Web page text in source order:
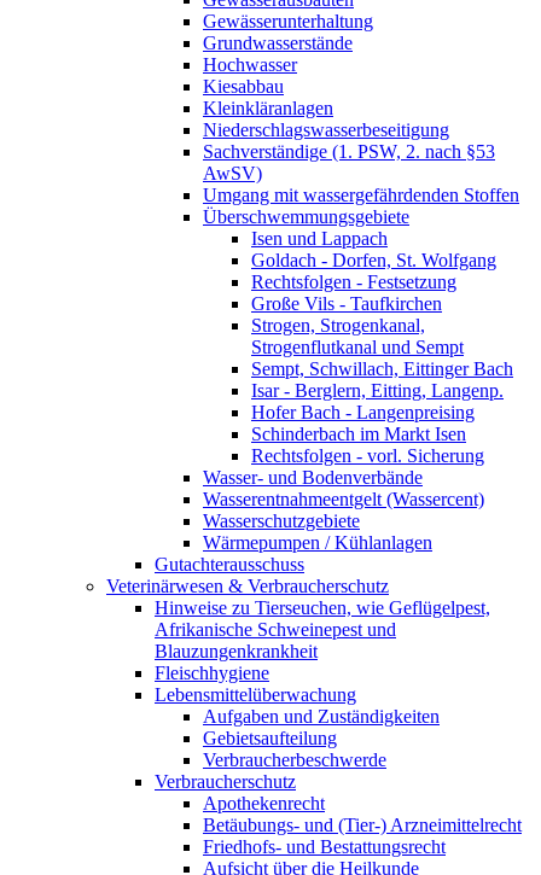
Gewässerunterhaltung
Grundwasserstände
Hochwasser
Kiesabbau
Kleinkläranlagen
Niederschlagswasserbeseitigung
Sachverständige (1. PSW, 2. nach §53
AwSV)
Umgang mit wassergefährdenden Stoffen
Überschwemmungsgebiete
Isen und Lappach
Goldach - Dorfen, St. Wolfgang
Rechtsfolgen - Festsetzung
Große Vils - Taufkirchen
Strogen, Strogenkanal,
Strogenflutkanal und Sempt
Sempt, Schwillach, Eittinger Bach
Isar - Berglern, Eitting, Langenp.
Hofer Bach - Langenpreising
Schinderbach im Markt Isen
Rechtsfolgen - vorl. Sicherung
Wasser- und Bodenverbände
Wasserentnahmeentgelt (Wassercent)
Wasserschutzgebiete
Wärmepumpen / Kühlanlagen
Gutachterausschuss
Veterinärwesen & Verbraucherschutz
Hinweise zu Tierseuchen, wie Geflügelpest,
Afrikanische Schweinepest und
Blauzungenkrankheit
Fleischhygiene
Lebensmittelüberwachung
Aufgaben und Zuständigkeiten
Gebietsaufteilung
Verbraucherbeschwerde
Verbraucherschutz
Apothekenrecht
Betäubungs- und (Tier-) Arzneimittelrecht
Friedhofs- und Bestattungsrecht
Aufsicht über die Heilkunde